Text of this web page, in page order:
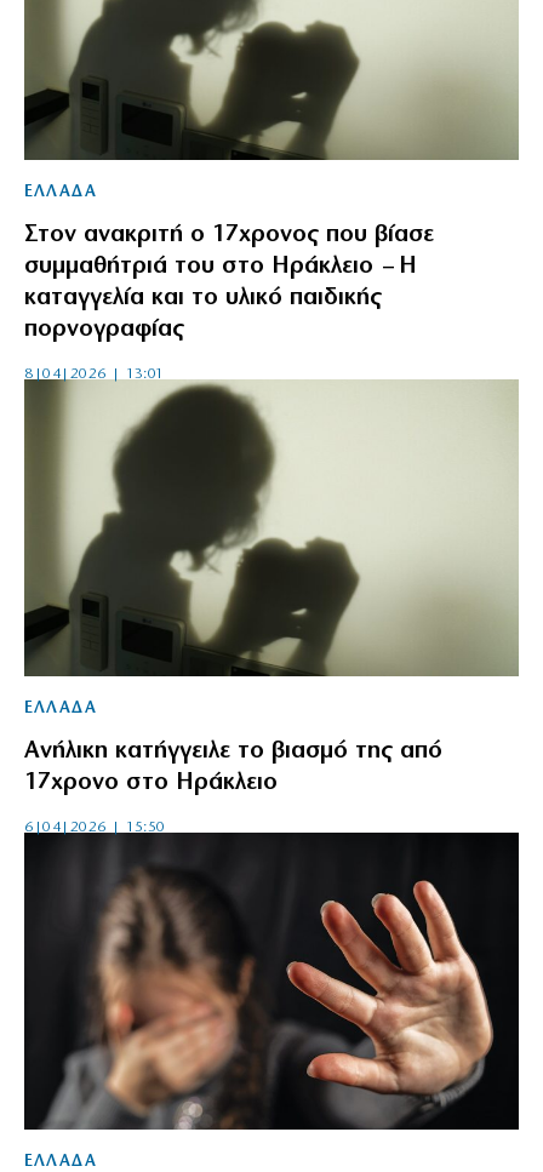
ΕΛΛΑΔΑ
Στον ανακριτή ο 17χρονος που βίασε
συμμαθήτριά του στο Ηράκλειο – Η
καταγγελία και το υλικό παιδικής
πορνογραφίας
8|04|2026 | 13:01
ΕΛΛΑΔΑ
Ανήλικη κατήγγειλε το βιασμό της από
17χρονο στο Ηράκλειο
6|04|2026 | 15:50
ΕΛΛΑΔΑ